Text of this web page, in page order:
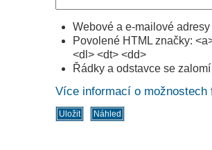
Webové a e-mailové
Povolené HTML značky:
<dl> <dt> <dd>
Řádky a odstavce se
Více informací o možnostech